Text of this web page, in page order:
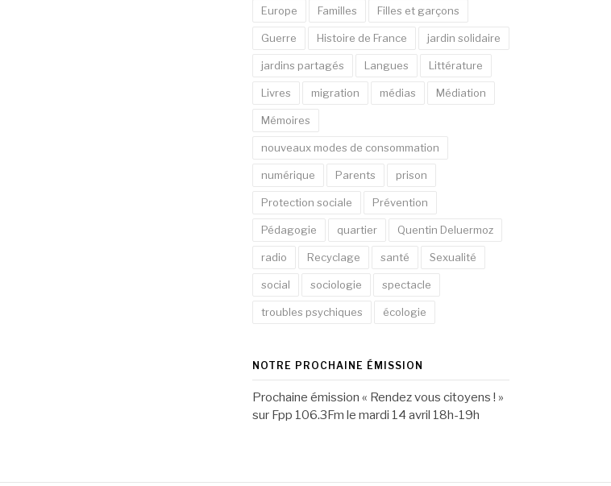
Europe Familles Filles et garçons
Guerre Histoire de France jardin solidaire
jardins partagés Langues Littérature
Livres migration médias Médiation
Mémoires
nouveaux modes de consommation
numérique Parents prison
Protection sociale Prévention
Pédagogie quartier Quentin Deluermoz
radio Recyclage santé Sexualité
social sociologie spectacle
troubles psychiques écologie
NOTRE PROCHAINE ÉMISSION
Prochaine émission « Rendez vous citoyens ! »
sur Fpp 106.3Fm le mardi 14 avril 18h-19h